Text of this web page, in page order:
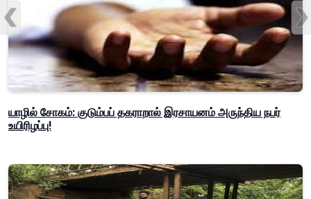
யாழில் சோகம்: குடும்பப் தகராறால் இரசாயனம் அருந்திய நபர்
உயிரிழப்பு!